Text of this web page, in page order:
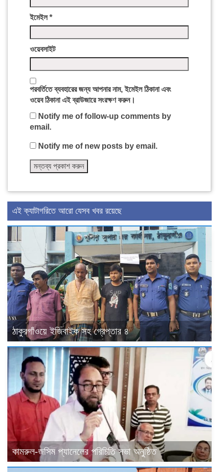
ইমেইল*
ওয়েবসাইট
পরবর্তিতে ব্যবহারের জন্য আপনার নাম, ইমেইল ঠিকানা এবং
ওয়েব ঠিকানা এই ব্রাউজারে সংরক্ষণ করুন।
Notify me of follow-up comments by
email.
Notify me of new posts by email.
এই ক্যাটাগরিতে আরো যেসব খবর রয়েছে
ঠাকুরগাঁওয়ে ইজিবাইক সহ গ্রেপ্তার ৪
কামরুল-জসিম প্যানেলের পরিচিতি সভা অনুষ্ঠিত